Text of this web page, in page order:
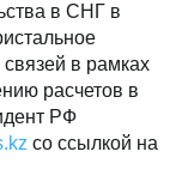
в СНГ в
в рамках
расчетов в
РФ
со ссылкой на